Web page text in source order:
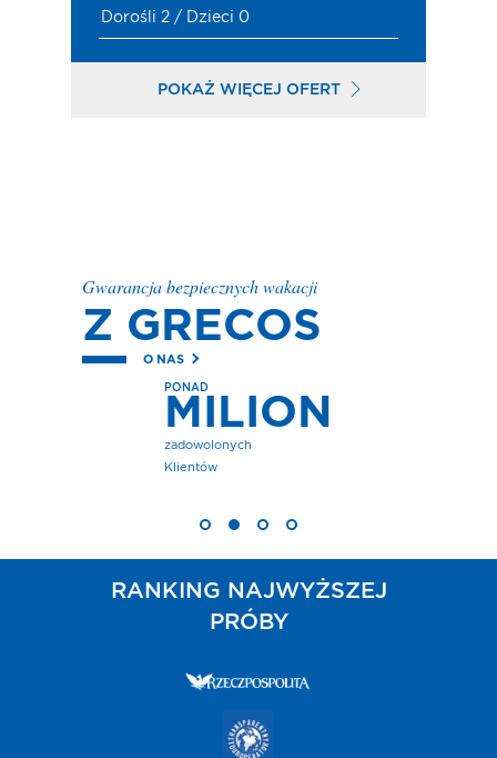
Dorośli 2 / Dzieci 0
POKAŻ WIĘCEJ OFERT
Gwarancja bezpiecznych wakacji
Z GRECOS
O NAS
PONAD
MILION
zadowolonych
Klientów
RANKING NAJWYŻSZEJ
PRÓBY